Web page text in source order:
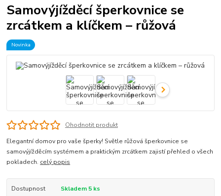
Samovýjížděcí šperkovnice se
zrcátkem a klíčkem – růžová
Novinka
Ohodnotit produkt
Elegantní domov pro vaše šperky! Světle růžová šperkovnice se
samovýjížděcím systémem a praktickým zrcátkem zajistí přehled o všech
pokladech. celý popis
Dostupnost Skladem 5 ks